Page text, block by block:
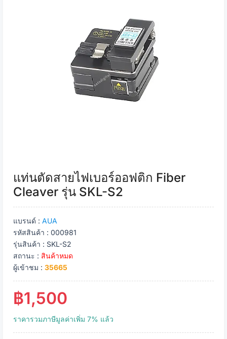
แท่นตัดสายไฟเบอร์ออฟติก Fiber
Cleaver รุ่น SKL-S2
แบรนด์ : AUA
รหัสสินค้า : 000981
รุ่นสินค้า : SKL-S2
สถานะ : สินค้าหมด
ผู้เข้าชม : 35665
฿1,500
ราคารวมภาษีมูลค่าเพิ่ม 7% แล้ว